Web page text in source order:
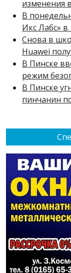
изменения
В
Икс Лабс»
Снова в
Huawei
В Пинске
режим
В Пинске
пинчанин